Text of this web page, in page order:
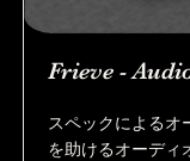
Frieve -
スペックによるオ
を助けるオーディ